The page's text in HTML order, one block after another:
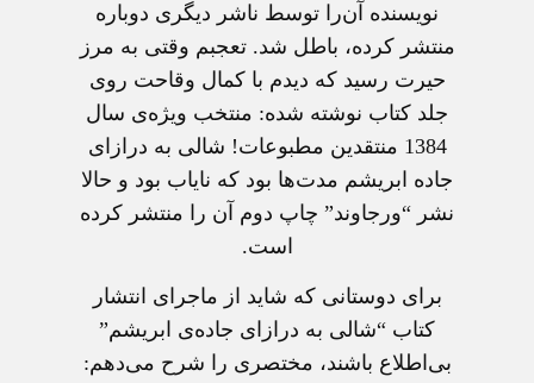
نویسنده آن‌را توسط ناشر دیگری دوباره
منتشر کرده، باطل شد. تعجبم وقتی به مرز
حیرت رسید که دیدم با کمال وقاحت روی
جلد کتاب نوشته شده: منتخب ویژه‌ی سال
1384 منتقدین مطبوعات! شالی به درازای
جاده ابریشم مدت‌ها بود که نایاب بود و حالا
نشر “ورجاوند” چاپ دوم آن را منتشر کرده
است.
برای دوستانی که شاید از ماجرای انتشار
کتاب “شالی به درازای جاده‌ی ابریشم”
بی‌اطلاع باشند، مختصری را شرح می‌دهم: